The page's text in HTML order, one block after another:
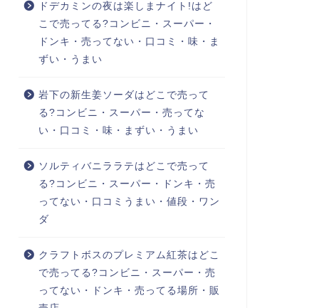
ドデカミンの夜は楽しまナイト!はど
こで売ってる?コンビニ・スーパー・
ドンキ・売ってない・口コミ・味・ま
ずい・うまい
岩下の新生姜ソーダはどこで売って
る?コンビニ・スーパー・売ってな
い・口コミ・味・まずい・うまい
ソルティバニララテはどこで売って
る?コンビニ・スーパー・ドンキ・売
ってない・口コミうまい・値段・ワン
ダ
クラフトボスのプレミアム紅茶はどこ
で売ってる?コンビニ・スーパー・売
ってない・ドンキ・売ってる場所・販